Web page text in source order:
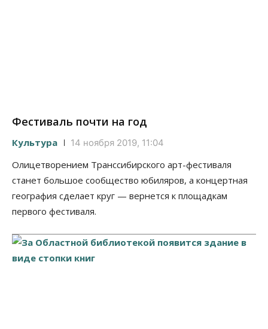
Фестиваль почти на год
Культура 14 ноября 2019, 11:04
Олицетворением Транссибирского арт-фестиваля
станет большое сообщество юбиляров, а концертная
география сделает круг — вернется к площадкам
первого фестиваля.